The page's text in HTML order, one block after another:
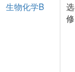
生物化学B
选
修